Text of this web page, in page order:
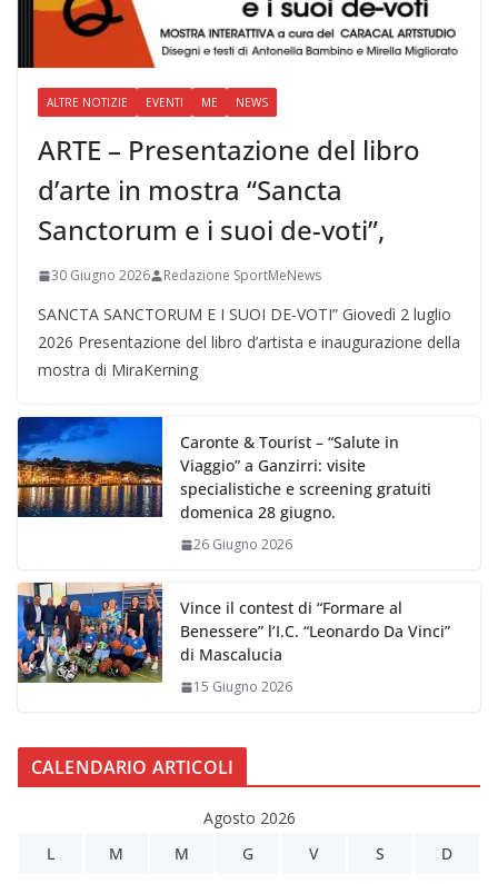
ALTRE NOTIZIE EVENTI ME NEWS
ARTE – Presentazione del libro
d’arte in mostra “Sancta
Sanctorum e i suoi de-voti”,
30 Giugno 2026 Redazione SportMeNews
SANCTA SANCTORUM E I SUOI DE-VOTI” Giovedì 2 luglio
2026 Presentazione del libro d’artista e inaugurazione della
mostra di MiraKerning
Caronte & Tourist – “Salute in
Viaggio” a Ganzirri: visite
specialistiche e screening gratuiti
domenica 28 giugno.
26 Giugno 2026
Vince il contest di “Formare al
Benessere” l’I.C. “Leonardo Da Vinci”
di Mascalucia
15 Giugno 2026
CALENDARIO ARTICOLI
Agosto 2026
L
M M G V S D